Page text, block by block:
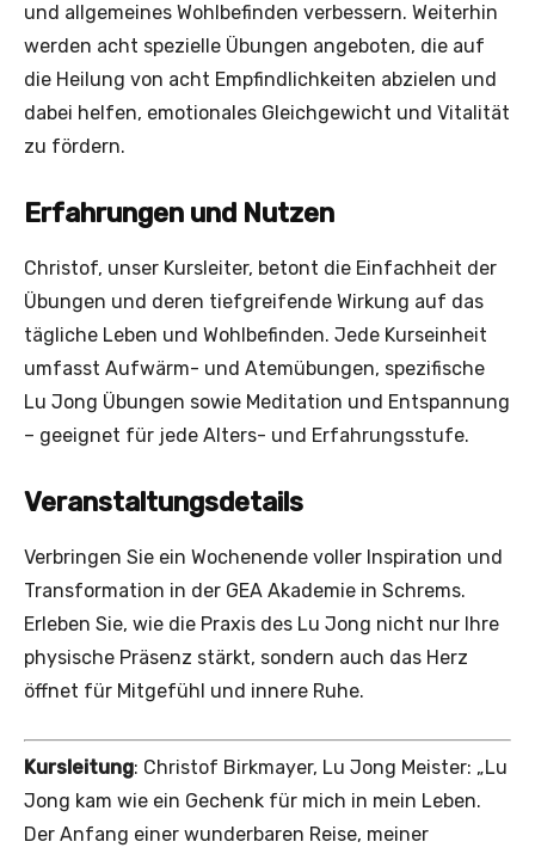
und allgemeines Wohlbefinden verbessern. Weiterhin
werden acht spezielle Übungen angeboten, die auf
die Heilung von acht Empfindlichkeiten abzielen und
dabei helfen, emotionales Gleichgewicht und Vitalität
zu fördern.
Erfahrungen und Nutzen
Christof, unser Kursleiter, betont die Einfachheit der
Übungen und deren tiefgreifende Wirkung auf das
tägliche Leben und Wohlbefinden. Jede Kurseinheit
umfasst Aufwärm- und Atemübungen, spezifische
Lu Jong Übungen sowie Meditation und Entspannung
– geeignet für jede Alters- und Erfahrungsstufe.
Veranstaltungsdetails
Verbringen Sie ein Wochenende voller Inspiration und
Transformation in der GEA Akademie in Schrems.
Erleben Sie, wie die Praxis des Lu Jong nicht nur Ihre
physische Präsenz stärkt, sondern auch das Herz
öffnet für Mitgefühl und innere Ruhe.
Kursleitung: Christof Birkmayer, Lu Jong Meister: „Lu
Jong kam wie ein Gechenk für mich in mein Leben.
Der Anfang einer wunderbaren Reise, meiner